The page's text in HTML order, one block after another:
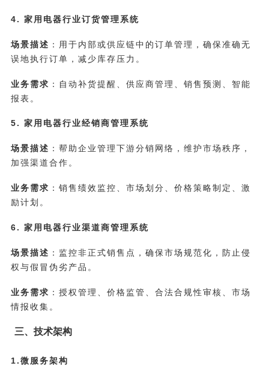
4. 家用电器行业订货管理系统
场景描述 ：用于内部或供应链中的订单管理，确保准确无
误地执行订单，减少库存压力。
业务需求 ：自动补货提醒、供应商管理、销售预测、智能
报表。
5. 家用电器行业经销商管理系统
场景描述 ：帮助企业管理下游分销网络，维护市场秩序，
加强渠道合作。
业务需求 ：销售绩效监控、市场划分、价格策略制定、激
励计划。
6. 家用电器行业渠道商管理系统
场景描述 ：监控非正式销售点，确保市场规范化，防止侵
权与假冒伪劣产品。
业务需求 ：授权管理、价格监管、合法合规性审核、市场
情报收集。
三、技术架构
1.微服务架构